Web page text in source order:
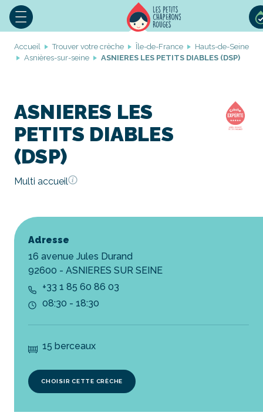
Accueil Trouver votre crèche Île-de-France
Hauts-de-Seine
Asnières-sur-seine
ASNIERES LES PETITS DIABLES (DSP)
ASNIERES LES
PETITS DIABLES
(DSP)
Multi accueil
Adresse
16 avenue Jules Durand
92600 - ASNIERES SUR SEINE
+33 1 85 60 86 03
08:30 - 18:30
15 berceaux
CHOISIR CETTE CRÈCHE